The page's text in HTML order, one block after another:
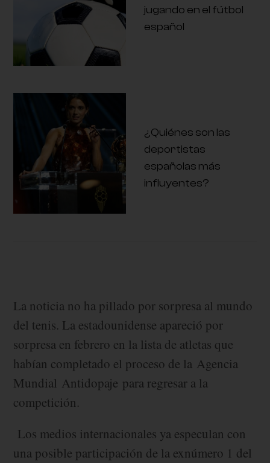
jugando en el fútbol
español
¿Quiénes son las
deportistas
españolas más
influyentes?
La noticia no ha pillado por sorpresa al mundo
del tenis. La estadounidense apareció por
sorpresa en febrero en la lista de atletas que
habían completado el proceso de la Agencia
Mundial Antidopaje para regresar a la
competición.
Los medios internacionales ya especulan con
una posible participación de la exnúmero 1 del